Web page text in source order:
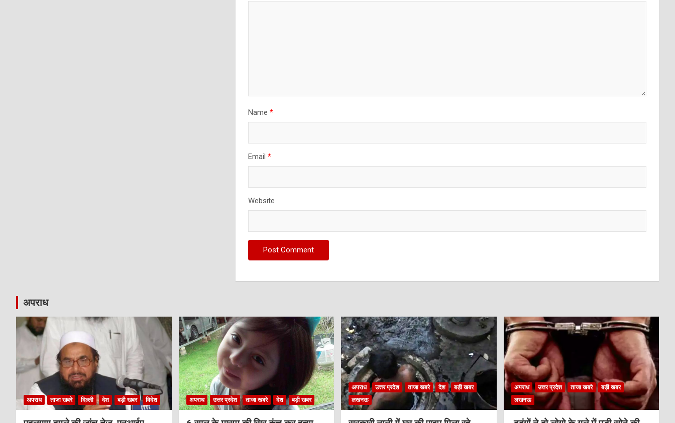
Name *
Email *
Website
अपराध
अपराध ताजा खबरे दिल्ली देश बड़ी खबर विदेश अपराध उत्तर प्रदेश ताजा खबरे देश बड़ी खबर
अपराध उत्तर प्रदेश ताजा खबरे देश
बड़ी खबर
लखनऊ
अपराध उत्तर प्रदेश ताजा खबरे
बड़ी खबर
लखनऊ